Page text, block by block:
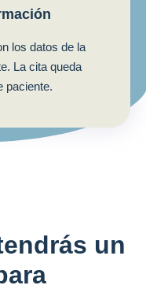
los datos de la
La cita queda
paciente.
un